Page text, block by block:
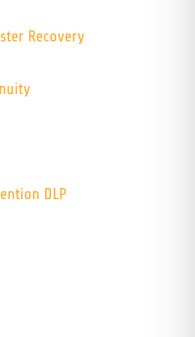
Recovery
DLP